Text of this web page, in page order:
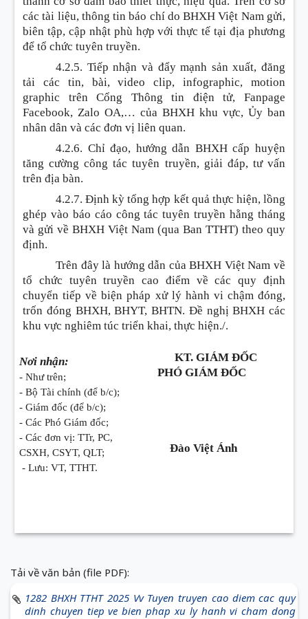
các tài liệu, thông tin báo chí do BHXH Việt Nam gửi,
biên tập, cập nhật phù hợp với thực tế tại địa phương
để tổ chức tuyên truyền.
4.2.5. Tiếp nhận và đẩy mạnh sản xuất, đăng
tải các tin, bài, video clip, infographic, motion
graphic trên Cổng Thông tin điện tử, Fanpage
Facebook, Zalo OA,… của BHXH khu vực, Ủy ban
nhân dân và các đơn vị liên quan.
4.2.6. Chỉ đạo, hướng dẫn BHXH cấp huyện
tăng cường công tác tuyên truyền, giải đáp, tư vấn
trên địa bàn.
4.2.7. Định kỳ tổng hợp kết quả thực hiện, lồng
ghép vào báo cáo công tác tuyên truyền hằng tháng
và gửi về BHXH Việt Nam (qua Ban TTHT) theo quy
định.
Trên đây là hướng dẫn của BHXH Việt Nam về
tổ chức tuyên truyền cao điểm về các quy định
chuyển tiếp về biện pháp xử lý hành vi chậm đóng,
trốn đóng BHXH, BHYT, BHTN. Đề nghị BHXH các
khu vực nghiêm túc triển khai, thực hiện./.
Nơi nhận:
- Như trên;
- Bộ Tài chính (để b/c);
- Giám đốc (để b/c);
- Các Phó Giám đốc;
- Các đơn vị: TTr, PC,
CSXH, CSYT, QLT;
- Lưu: VT, TTHT.
KT. GIÁM ĐỐC
PHÓ GIÁM ĐỐC
Đào Việt Ánh
Tải về văn bản (file PDF):
1282 BHXH TTHT 2025 Vv Tuyen truyen cao diem cac quy
dinh chuyen tiep ve bien phap xu ly hanh vi cham dong